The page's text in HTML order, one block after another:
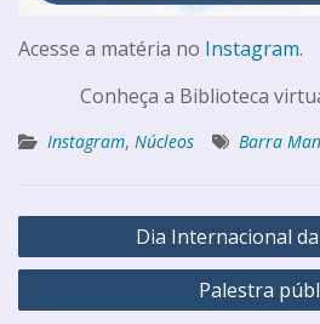
Acesse a matéria no Instagram.
Conheça a Biblioteca
Instagram, Núcleos Barra
Dia Internacional da
Palestra